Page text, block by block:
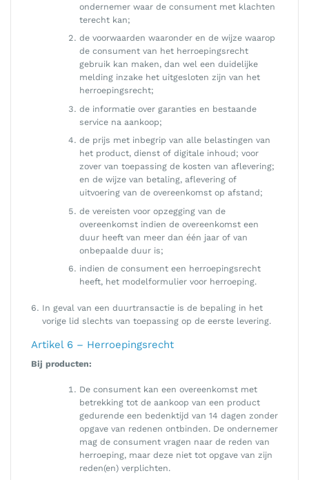
ondernemer waar de consument met klachten
terecht kan;
de voorwaarden waaronder en de wijze waarop
de consument van het herroepingsrecht
gebruik kan maken, dan wel een duidelijke
melding inzake het uitgesloten zijn van het
herroepingsrecht;
de informatie over garanties en bestaande
service na aankoop;
de prijs met inbegrip van alle belastingen van
het product, dienst of digitale inhoud; voor
zover van toepassing de kosten van aflevering;
en de wijze van betaling, aflevering of
uitvoering van de overeenkomst op afstand;
de vereisten voor opzegging van de
overeenkomst indien de overeenkomst een
duur heeft van meer dan één jaar of van
onbepaalde duur is;
indien de consument een herroepingsrecht
heeft, het modelformulier voor herroeping.
In geval van een duurtransactie is de bepaling in het
vorige lid slechts van toepassing op de eerste levering.
Artikel 6 – Herroepingsrecht
Bij producten:
De consument kan een overeenkomst met
betrekking tot de aankoop van een product
gedurende een bedenktijd van 14 dagen zonder
opgave van redenen ontbinden. De ondernemer
mag de consument vragen naar de reden van
herroeping, maar deze niet tot opgave van zijn
reden(en) verplichten.